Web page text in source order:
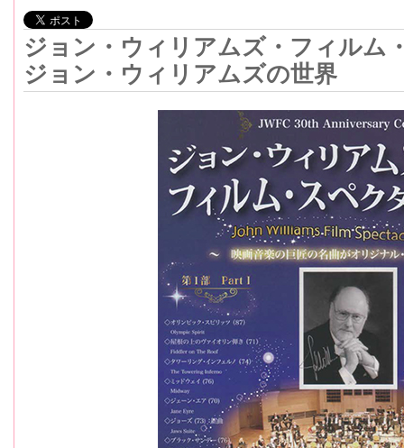
ジョン・ウィリアムズ・フィルム
ジョン・ウィリアムズの世界